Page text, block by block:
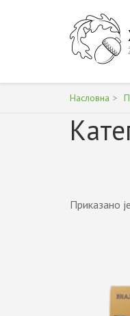
Насловна >
Приказано